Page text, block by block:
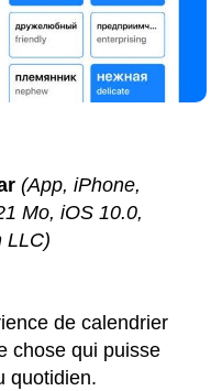
(App, iPhone,
Mo, iOS 10.0,
LLC)
de calendrier
chose qui puisse
quotidien.